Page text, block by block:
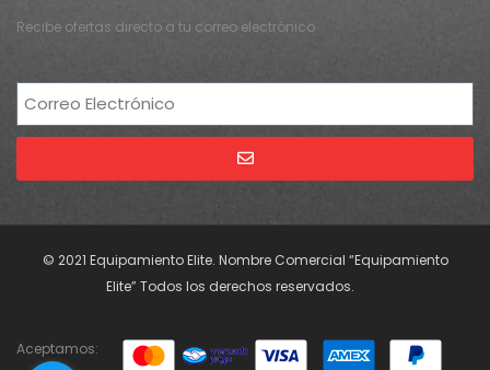
Recibe ofertas directo a tu correo electrónico
© 2021 Equipamiento Elite. Nombre Comercial “Equipamiento
Elite” Todos los derechos reservados.
Aceptamos: